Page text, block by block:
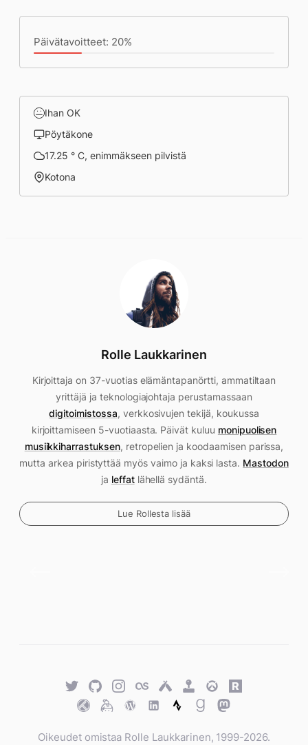
Päivätavoitteet: 20%
Ihan OK
Pöytäkone
17.25 ° C, enimmäkseen pilvistä
Kotona
Rolle Laukkarinen
Kirjoittaja on 37-vuotias elämäntapanörtti, ammatiltaan
yrittäjä ja teknologiajohtaja perustamassaan
digitoimistossa, verkkosivujen tekijä, koukussa
kirjoittamiseen 5-vuotiaasta. Päivät kuluu monipuolisen
musiikkiharrastuksen, retropelien ja koodaamisen parissa,
mutta arkea piristyttää myös vaimo ja kaksi lasta. Mastodon
ja leffatlähellä sydäntä.
Lue Rollesta lisää
TwitterGitHubTwitterLast.fmUntappd
Retro
Achievements
Overwatch
Rawg.io
TraktKeybaseWordPress
WordPress
StravaGoodreads
Mastodon
Oikeudet omistaa Rolle Laukkarinen, 1999-2026.